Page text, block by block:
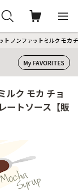
ト ノンファットミルク モカ
My FAVORITES
ルク モカ チョ
ートソース【販